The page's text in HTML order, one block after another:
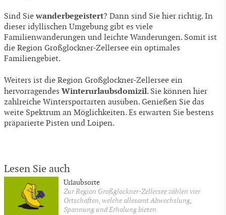
Sind Sie wanderbegeistert? Dann sind Sie hier richtig. In
dieser idyllischen Umgebung gibt es viele
Familienwanderungen und leichte Wanderungen. Somit ist
die Region Großglockner-Zellersee ein optimales
Familiengebiet.
Weiters ist die Region Großglockner-Zellersee ein
hervorragendes Winterurlaubsdomizil. Sie können hier
zahlreiche Wintersportarten ausüben. Genießen Sie das
weite Spektrum an Möglichkeiten. Es erwarten Sie bestens
präparierte Pisten und Loipen.
Lesen Sie auch
Urlaubsorte
Zur Region Großglockner-Zellersee zählen vier
Ortschaften, welche allesamt Abwechslung,
Spannung und Erholung bieten.